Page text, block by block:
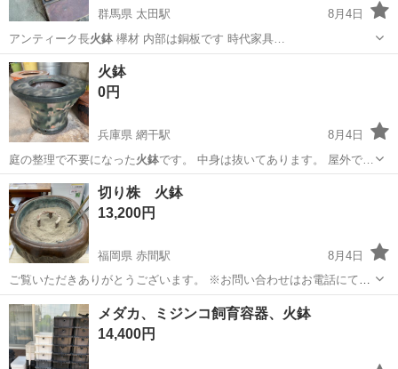
群馬県 太田駅
8月4日
アンティーク長火鉢 欅材 内部は銅板です 時代家具…
群馬 太田市 太田駅
火鉢
0円
兵庫県 網干駅
8月4日
庭の整理で不要になった 火鉢です。 中身は抜いてあります。 屋外で…
兵庫 姫路市 網干駅 その他
切り株 火鉢
13,200円
福岡県 赤間駅
8月4日
ご覧いただきありがとうございます。 ※お問い合わせはお電話にてお
願いいたします。 ※こちらの商品は店頭でも販売を行っております。
状態の確認をご希望の方はご来店お待ちしております。 ※店頭販売の
ため先着順となります...
福岡 宗像市 赤間駅 火鉢
メダカ、ミジンコ飼育容器、火鉢
14,400円